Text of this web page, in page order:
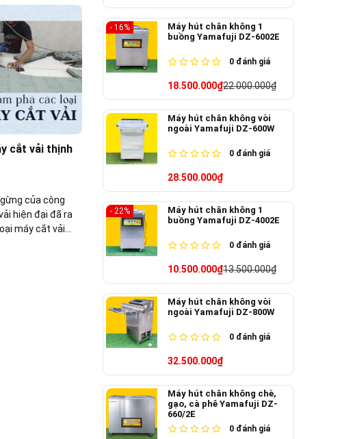
cắt vải thịnh
của công
hiện đại đã ra
máy cắt vải
- 16%
Máy hút chân không 1
buồng Yamafuji DZ-6002E
0 đánh giá
18.500.000₫22.000.000₫
Máy hút chân không vòi
ngoài Yamafuji DZ-600W
0 đánh giá
28.500.000₫
- 22%
Máy hút chân không 1
buồng Yamafuji DZ-4002E
0 đánh giá
10.500.000₫13.500.000₫
Máy hút chân không vòi
ngoài Yamafuji DZ-800W
0 đánh giá
32.500.000₫
Máy hút chân không chè,
gạo, cà phê Yamafuji DZ-
660/2E
0 đánh giá